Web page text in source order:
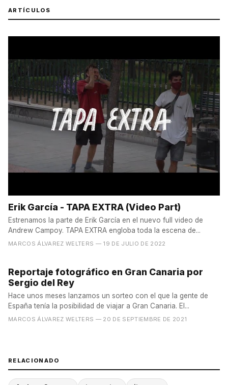
ARTÍCULOS
Erik García - TAPA EXTRA (Video Part)
Estrenamos la parte de Erik García en el nuevo full video de
Andrew Campoy. TAPA EXTRA engloba toda la escena de...
MARCOS ÁLVAREZ WELTERS — 19 DE JULIO DE 2022
Reportaje fotográfico en Gran Canaria por
Sergio del Rey
Hace unos meses lanzamos un sorteo con el que la gente de
España tenía la posibilidad de viajar a Gran Canaria. El...
MARCOS ÁLVAREZ WELTERS — 20 DE SEPTIEMBRE DE 2021
RELACIONADO